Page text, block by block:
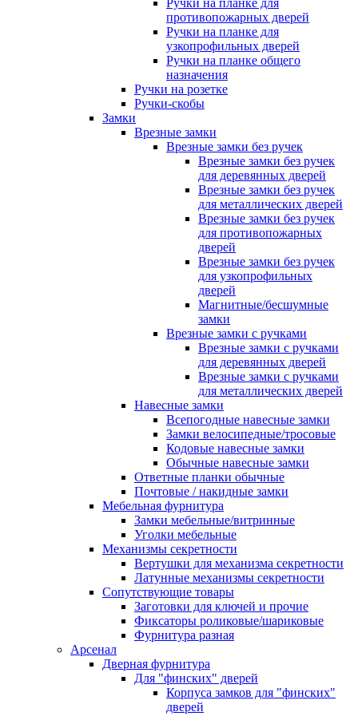
Ручки на планке для
противопожарных дверей
Ручки на планке для
узкопрофильных дверей
Ручки на планке общего
назначения
Ручки на розетке
Ручки-скобы
Замки
Врезные замки
Врезные замки без ручек
Врезные замки без ручек
для деревянных дверей
Врезные замки без ручек
для металлических дверей
Врезные замки без ручек
для противопожарных
дверей
Врезные замки без ручек
для узкопрофильных
дверей
Магнитные/бесшумные
замки
Врезные замки с ручками
Врезные замки с ручками
для деревянных дверей
Врезные замки с ручками
для металлических дверей
Навесные замки
Всепогодные навесные замки
Замки велосипедные/тросовые
Кодовые навесные замки
Обычные навесные замки
Ответные планки обычные
Почтовые / накидные замки
Мебельная фурнитура
Замки мебельные/витринные
Уголки мебельные
Механизмы секретности
Вертушки для механизма секретности
Латунные механизмы секретности
Сопутствующие товары
Заготовки для ключей и прочие
Фиксаторы роликовые/шариковые
Фурнитура разная
Арсенал
Дверная фурнитура
Для "финских" дверей
Корпуса замков для "финских"
дверей